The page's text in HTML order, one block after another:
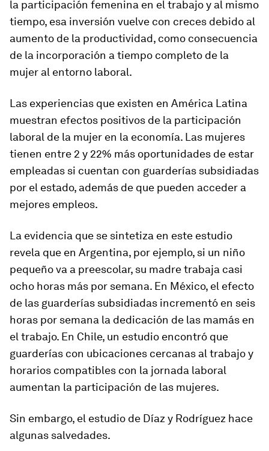
la participación femenina en el trabajo y al mismo
tiempo, esa inversión vuelve con creces debido al
aumento de la productividad, como consecuencia
de la incorporación a tiempo completo de la
mujer al entorno laboral.
Las experiencias que existen en América Latina
muestran efectos positivos de la participación
laboral de la mujer en la economía. Las mujeres
tienen entre 2 y 22% más oportunidades de estar
empleadas si cuentan con guarderías subsidiadas
por el estado, además de que pueden acceder a
mejores empleos.
La evidencia que se sintetiza en este estudio
revela que en Argentina, por ejemplo, si un niño
pequeño va a preescolar, su madre trabaja casi
ocho horas más por semana. En México, el efecto
de las guarderías subsidiadas incrementó en seis
horas por semana la dedicación de las mamás en
el trabajo. En Chile, un estudio encontró que
guarderías con ubicaciones cercanas al trabajo y
horarios compatibles con la jornada laboral
aumentan la participación de las mujeres.
Sin embargo, el estudio de Díaz y Rodríguez hace
algunas salvedades.